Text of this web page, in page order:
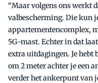
“Maar volgens ons werkt
valbescherming. Die kun
appartementencomplex,
5G-mast. Echter in dat
extra uitdagingen. Je
om 2 meter achter je een
verder het ankerpunt van